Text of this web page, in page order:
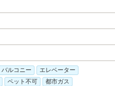
バルコニー
エレベーター
ペット不可 都市ガス